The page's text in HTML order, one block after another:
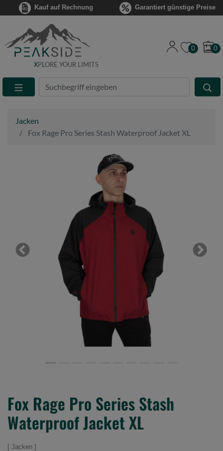
Kauf auf Rechnung Garantiert günstige Preise
XPLORE YOUR LIMITS
Suche
Eingabefeld
0 0
Jacken
Fox Rage Pro Series Stash Waterproof Jacket XL
Previous Next
Fox Rage Pro Series Stash
Waterproof Jacket XL
Jacken